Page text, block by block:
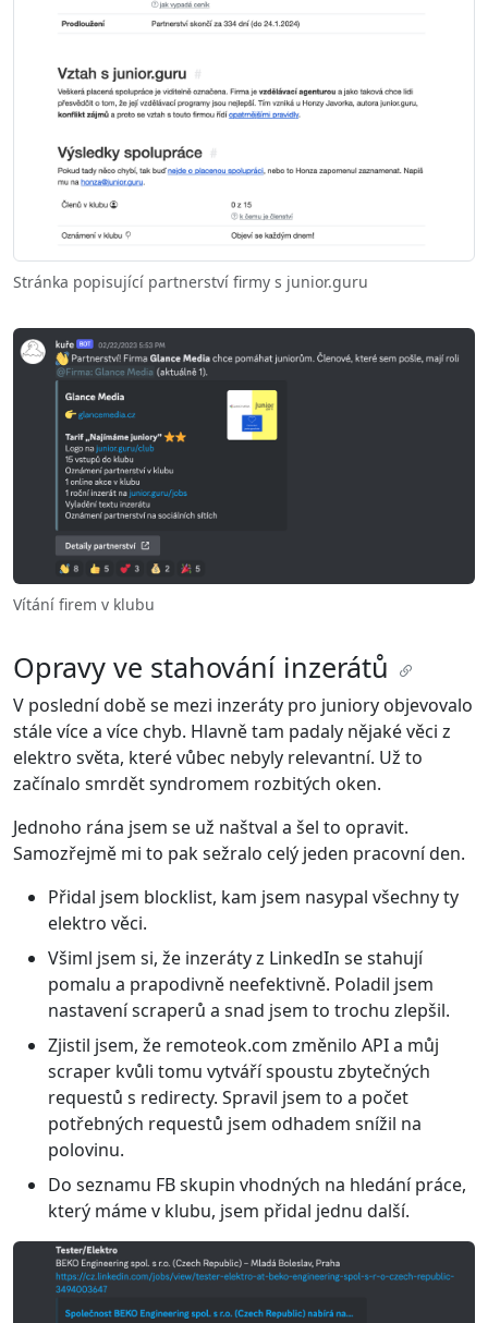
Stránka popisující partnerství firmy s junior.guru
Vítání firem v klubu
Opravy ve stahování inzerátů
V poslední době se mezi inzeráty pro juniory objevovalo
stále více a více chyb. Hlavně tam padaly nějaké věci z
elektro světa, které vůbec nebyly relevantní. Už to
začínalo smrdět syndromem rozbitých oken.
Jednoho rána jsem se už naštval a šel to opravit.
Samozřejmě mi to pak sežralo celý jeden pracovní den.
Přidal jsem blocklist, kam jsem nasypal všechny ty
elektro věci.
Všiml jsem si, že inzeráty z LinkedIn se stahují
pomalu a prapodivně neefektivně. Poladil jsem
nastavení scraperů a snad jsem to trochu zlepšil.
Zjistil jsem, že remoteok.com změnilo API a můj
scraper kvůli tomu vytváří spoustu zbytečných
requestů s redirecty. Spravil jsem to a počet
potřebných requestů jsem odhadem snížil na
polovinu.
Do seznamu FB skupin vhodných na hledání práce,
který máme v klubu, jsem přidal jednu další.